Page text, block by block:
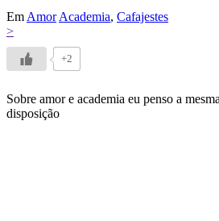
Em Amor Academia, Cafajestes
>
+2
Sobre amor e academia eu penso a
disposição